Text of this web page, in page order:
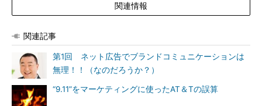
関連情報
関連記事
第1回 ネット広告でブランドコミュニケーションは
無理！！（なのだろうか？）
“9.11”をマーケティングに使ったAT＆Tの誤算